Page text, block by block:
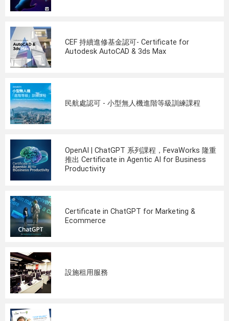
CEF 持續進修基金認可- Certificate for
Autodesk AutoCAD & 3ds Max
民航處認可 - 小型無人機進階等級訓練課程
OpenAI | ChatGPT 系列課程，FevaWorks 隆重
推出 Certificate in Agentic AI for Business
Productivity
Certificate in ChatGPT for Marketing &
Ecommerce
設施租用服務